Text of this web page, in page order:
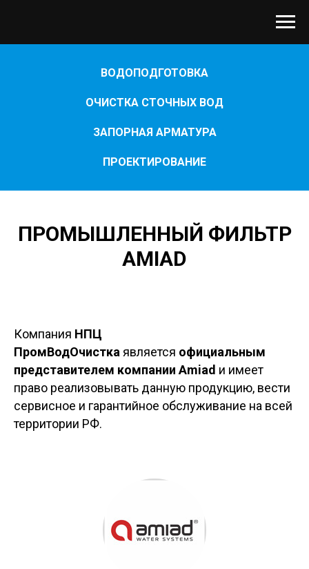
ВОДОПОДГОТОВКА
ОЧИСТКА СТОЧНЫХ ВОД
ЗАПОРНАЯ АРМАТУРА
ПРОЕКТИРОВАНИЕ
ПРОМЫШЛЕННЫЙ ФИЛЬТР
AMIAD
Компания НПЦ
ПромВодОчистка является официальным
представителем компании Amiad и имеет
право реализовывать данную продукцию, вести
сервисное и гарантийное обслуживание на всей
территории РФ.